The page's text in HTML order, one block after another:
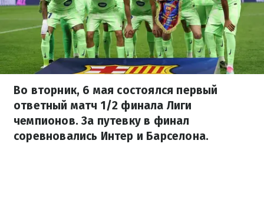
Во вторник, 6 мая состоялся первый
ответный матч 1/2 финала Лиги
чемпионов. За путевку в финал
соревновались Интер и Барселона.